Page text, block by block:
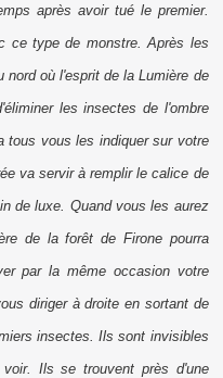
après avoir tué le premier.
ce type de monstre. Après les
où l'esprit de la Lumière de
les insectes de l'ombre
tous vous les indiquer sur votre
va servir à remplir le calice de
de luxe. Quand vous les aurez
de la forêt de Firone pourra
par la même occasion votre
diriger à droite en sortant de
insectes. Ils sont invisibles
Ils se trouvent près d'une